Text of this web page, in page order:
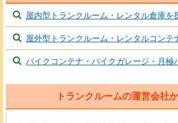
屋内型トランクルーム・レンタル倉庫を
屋外型トランクルーム・レンタルコンテ
バイクコンテナ・バイクガレージ・月極
トランクルームの運営会社